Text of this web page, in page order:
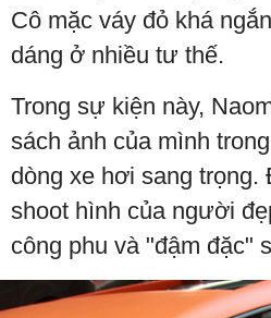
Cô mặc váy đỏ khá
dáng ở nhiều tư thế.
Trong sự kiện này,
sách ảnh của mình
dòng xe hơi sang
shoot hình của người
công phu và "đậm đặc"